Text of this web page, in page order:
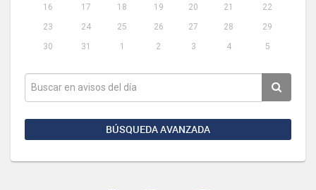
16
17 18 19 20 21
22
23
24 25 26 27 28
29
30
31 1 2 3 4 5
BÚSQUEDA AVANZADA